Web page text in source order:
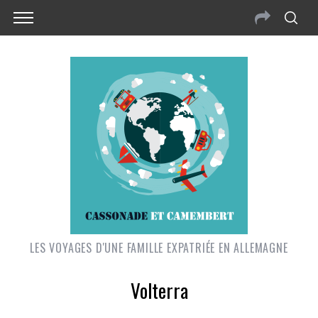
LES VOYAGES D'UNE FAMILLE EXPATRIÉE EN ALLEMAGNE
Volterra